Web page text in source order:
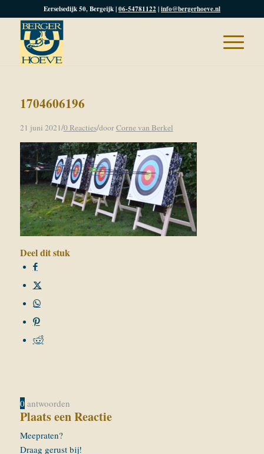
Eerselsedijk 50, Bergeijk |06-54781122 |info@bergerhoeve.nl
1704606196
21 juni 2021/0 Reacties/doorCorne van Berkel
Deel dit stuk
0 antwoorden
Plaats een Reactie
Meepraten?
Draag gerust bij!